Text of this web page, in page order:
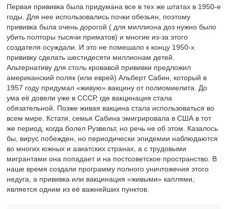
Первая прививка была придумана все в тех же штатах в 1950-е
годы. Для нее использовались почки обезьян, поэтому
прививка была очень дорогой ( для миллиона доз нужно было
убить полторы тысячи приматов) и многие из-за этого
создателя осуждали. И это не помешало к концу 1950-х
прививку сделать шестидесяти миллионам детей.
Альтернативу для столь кровавой прививки предложил
американский поляк (или еврей) Альберт Сабин, который в
1957 году придумал «живую» вакцину от полиомиелита. До
ума её довели уже в СССР, где вакцинация стала
обязательной. Позже живая вакцина стала использоваться во
всем мире. Кстати, семья Сабина эмигрировала в США в тот
же период, когда болел Рузвельт, но речь не об этом. Казалось
бы, вирус побежден, но периодически эпидемии наблюдаются
во многих южных и азиатских странах, а с трудовыми
мигрантами она попадает и на постсоветское пространство. В
наше время создали программу полного уничтожения этого
недуга, а прививка или вакцинация «живыми» каплями,
является одним из её важнейших пунктов.